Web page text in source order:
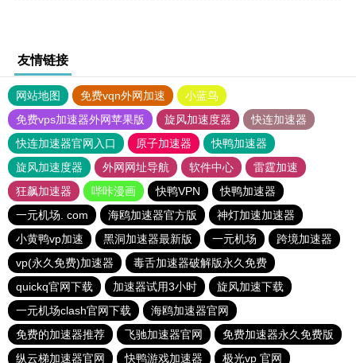
友情链接
网站地图 免费vqn外网加速
小蓝鸟
免费vps加速器外网苹果版
旋风加速度器
快连加速器
快连加速器官网入口
原子加速器
快鸭加速器
旋风加速度器
外网网址导航 软件中心
雷霆加速
狂飙加速器
哔咔漫画 快鸭VPN
快鸭加速器
一元机场. com
海鸥加速器官方版
神灯加速加速器
小黄鸭vp加速
黑洞加速器最新版 一元机场
跨境加速器
vp(永久免费)加速器
毒舌加速器破解版永久免费
quickq官网下载
加速器试用3小时
旋风加速下载
一元机场clash官网下载
海鸥加速器官网
免费的加速器推荐
飞驰加速器官网
免费加速器永久免费版
纵云梯加速器官网
快鸭游戏加速器 极光vp 官网